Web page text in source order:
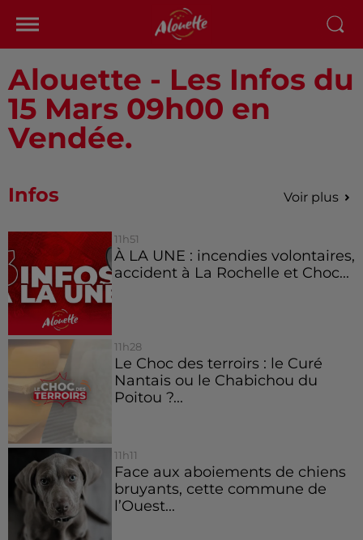
Alouette - Les Infos du
15 Mars 09h00 en
Vendée.
Infos Voir plus
11h51
À LA UNE : incendies volontaires,
accident à La Rochelle et Choc...
11h28
Le Choc des terroirs : le Curé
Nantais ou le Chabichou du
Poitou ?...
11h11
Face aux aboiements de chiens
bruyants, cette commune de
l’Ouest...